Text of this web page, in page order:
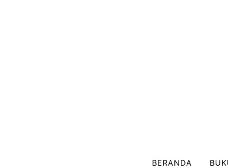
BERANDA